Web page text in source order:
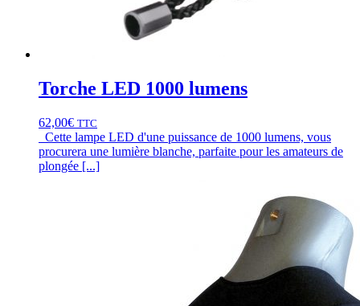
Torche LED 1000 lumens
62,00€ TTC
Cette lampe LED d'une puissance de 1000 lumens, vous
procurera une lumière blanche, parfaite pour les amateurs de
plongée [...]